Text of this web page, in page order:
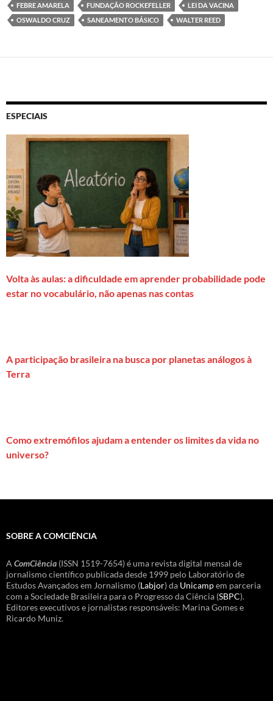
FEBRE AMARELA
FUNDAÇÃO ROCKEFELLER
LEI DA VACINA
OSWALDO CRUZ
SANEAMENTO BÁSICO WALTER REED
ESPECIAIS
Volta às aulas: a dificuldade em aprender probabilidade pode
estar no vocabulário, não apenas nas contas
A participação brasileira na busca por planetas análogos à
Terra
Como extremófilos ajudam a entender os limites da vida no
universo?
SOBRE A COMCIÊNCIA
A ComCiência (ISSN 1519-7654) é uma revista digital mensal de
jornalismo científico publicada desde 1999 pelo Laboratório de
Estudos Avançados em Jornalismo (Labjor) da Unicampem parceria
com a Sociedade Brasileira para o Progresso da Ciência (SBPC).
Editores executivos e jornalistas responsáveis: Marina Gomes e
Ricardo Muniz.